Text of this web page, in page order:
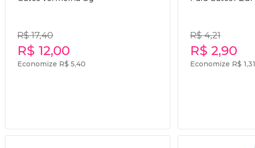
R$ 17,40
R$ 12,00
Economize R$ 5,40
R$ 4,21
R$ 2,90
Economize R$ 1,31